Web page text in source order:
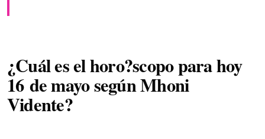
¿Cuál es el horo?scopo para hoy
16de mayosegún Mhoni
Vidente?